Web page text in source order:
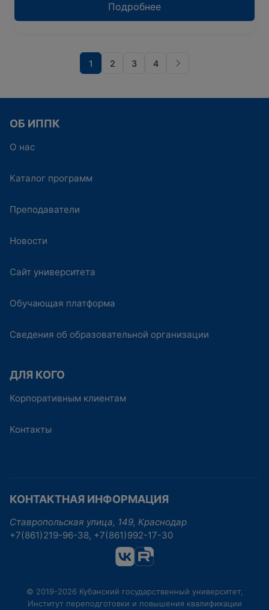
Подробнее
1 2 3 4
ОБ ИППК
О нас
Каталог программ
Преподаватели
Новости
Сайт университета
Обучающая платформа
Сведения об образовательной организации
ДЛЯ КОГО
Корпоративным клиентам
Контакты
КОНТАКТНАЯ ИНФОРМАЦИЯ
Ставропольская улица, 149, Краснодар
+7(861)219-96-38, +7(861)992-17-30
© 2019-2026 Кубанский государственный университет,
Институт переподготовки и повышения квалификации